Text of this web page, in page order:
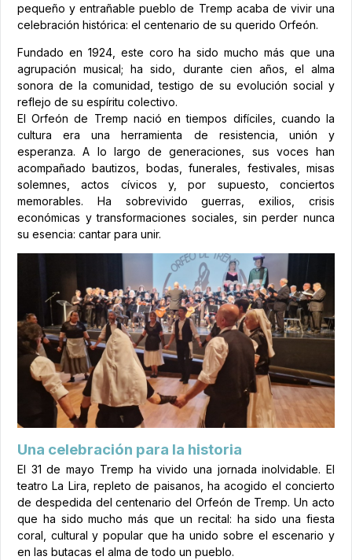
pequeño y entrañable pueblo de Tremp acaba de vivir una
celebración histórica: el centenario de su querido Orfeón.
Fundado en 1924, este coro ha sido mucho más que una
agrupación musical; ha sido, durante cien años, el alma
sonora de la comunidad, testigo de su evolución social y
reflejo de su espíritu colectivo.
El Orfeón de Tremp nació en tiempos difíciles, cuando la
cultura era una herramienta de resistencia, unión y
esperanza. A lo largo de generaciones, sus voces han
acompañado bautizos, bodas, funerales, festivales, misas
solemnes, actos cívicos y, por supuesto, conciertos
memorables. Ha sobrevivido guerras, exilios, crisis
económicas y transformaciones sociales, sin perder nunca
su esencia: cantar para unir.
Una celebración para la historia
El 31 de mayo Tremp ha vivido una jornada inolvidable. El
teatro La Lira, repleto de paisanos, ha acogido el concierto
de despedida del centenario del Orfeón de Tremp. Un acto
que ha sido mucho más que un recital: ha sido una fiesta
coral, cultural y popular que ha unido sobre el escenario y
en las butacas el alma de todo un pueblo.